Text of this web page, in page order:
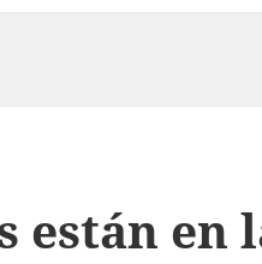
están en